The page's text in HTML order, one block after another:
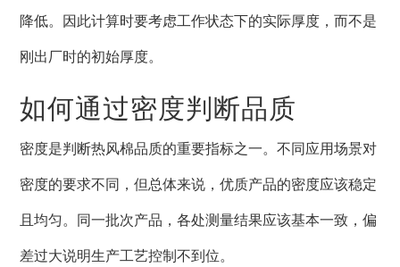
降低。因此计算时要考虑工作状态下的实际厚度，而不是
刚出厂时的初始厚度。
如何通过密度判断品质
密度是判断热风棉品质的重要指标之一。不同应用场景对
密度的要求不同，但总体来说，优质产品的密度应该稳定
且均匀。同一批次产品，各处测量结果应该基本一致，偏
差过大说明生产工艺控制不到位。